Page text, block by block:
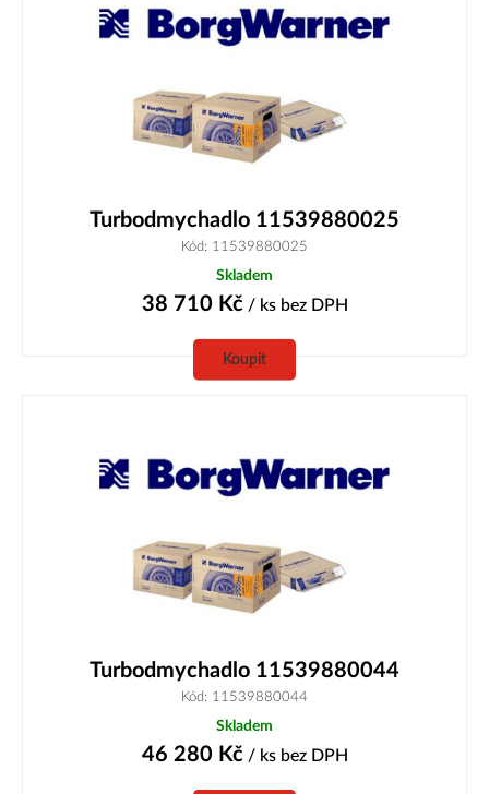
Turbodmychadlo 11539880025
Kód: 11539880025
Skladem
38 710 Kč/ ks bez DPH
Koupit
Turbodmychadlo 11539880044
Kód: 11539880044
Skladem
46 280 Kč/ ks bez DPH